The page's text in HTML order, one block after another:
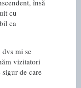
însă
cu
ca
mi se
vizitatori
de care